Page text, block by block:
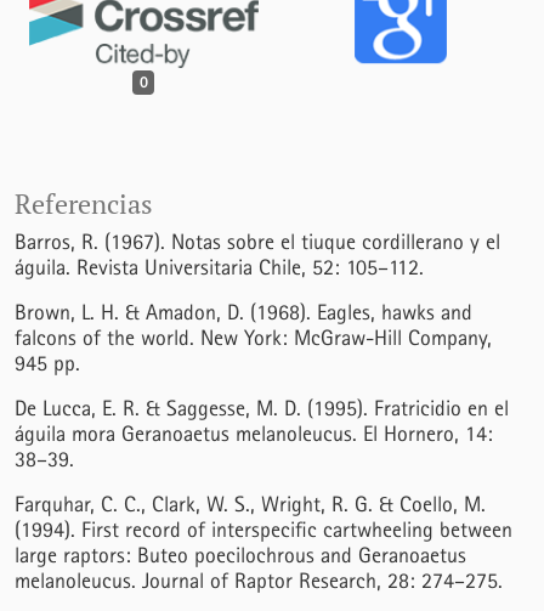
0
Referencias
Barros, R. (1967). Notas sobre el tiuque cordillerano y el
águila. Revista Universitaria Chile, 52: 105–112.
Brown, L. H. & Amadon, D. (1968). Eagles, hawks and
falcons of the world. New York: McGraw-Hill Company,
945 pp.
De Lucca, E. R. & Saggesse, M. D. (1995). Fratricidio en el
águila mora Geranoaetus melanoleucus. El Hornero, 14:
38–39.
Farquhar, C. C., Clark, W. S., Wright, R. G. & Coello, M.
(1994). First record of interspecific cartwheeling between
large raptors: Buteo poecilochrous and Geranoaetus
melanoleucus. Journal of Raptor Research, 28: 274–275.